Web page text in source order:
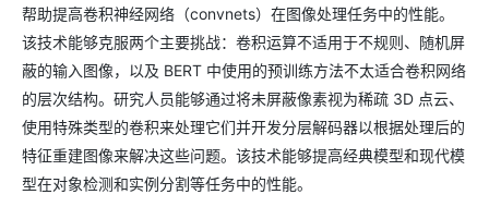
帮助提高卷积神经网络（convnets）在图像处理任务中的性能。
该技术能够克服两个主要挑战：卷积运算不适用于不规则、随机屏
蔽的输入图像，以及 BERT 中使用的预训练方法不太适合卷积网络
的层次结构。研究人员能够通过将未屏蔽像素视为稀疏 3D 点云、
使用特殊类型的卷积来处理它们并开发分层解码器以根据处理后的
特征重建图像来解决这些问题。该技术能够提高经典模型和现代模
型在对象检测和实例分割等任务中的性能。